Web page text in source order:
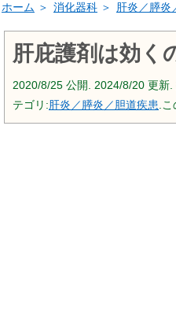
ホーム ＞ 消化器科 ＞ 肝炎／膵炎
肝庇護剤は効く
2020/8/25 公開. 2024/8/20 更新.
テゴリ:肝炎／膵炎／胆道疾患 .